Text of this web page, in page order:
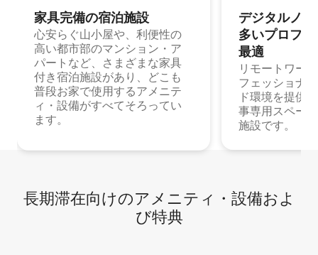
家具完備の宿⁠泊⁠施⁠設
心安らぐ山小屋や、利便性の
高い都市部のマンション・ア
パートなど、さまざまな家具
付き宿泊施設があり、どこも
普段お家で使用するアメニテ
ィ・設備がすべてそろってい
ます。
デジタルノ
多⁠いプ⁠ロ⁠フ⁠
最⁠適
リモートワー
フェッショナ
ド環境を提供
事専用スペー
施設です。
長期滞在向け⁠のア⁠メ⁠ニ⁠テ⁠ィ⁠・設⁠備⁠およ
び特⁠典